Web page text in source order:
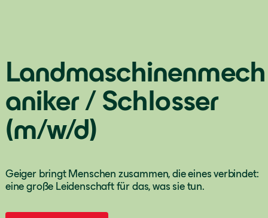
Landmaschinenmech
aniker / Schlosser
(m/w/d)
Geiger bringt Menschen zusammen, die eines verbindet:
eine große Leidenschaft für das, was sie tun.